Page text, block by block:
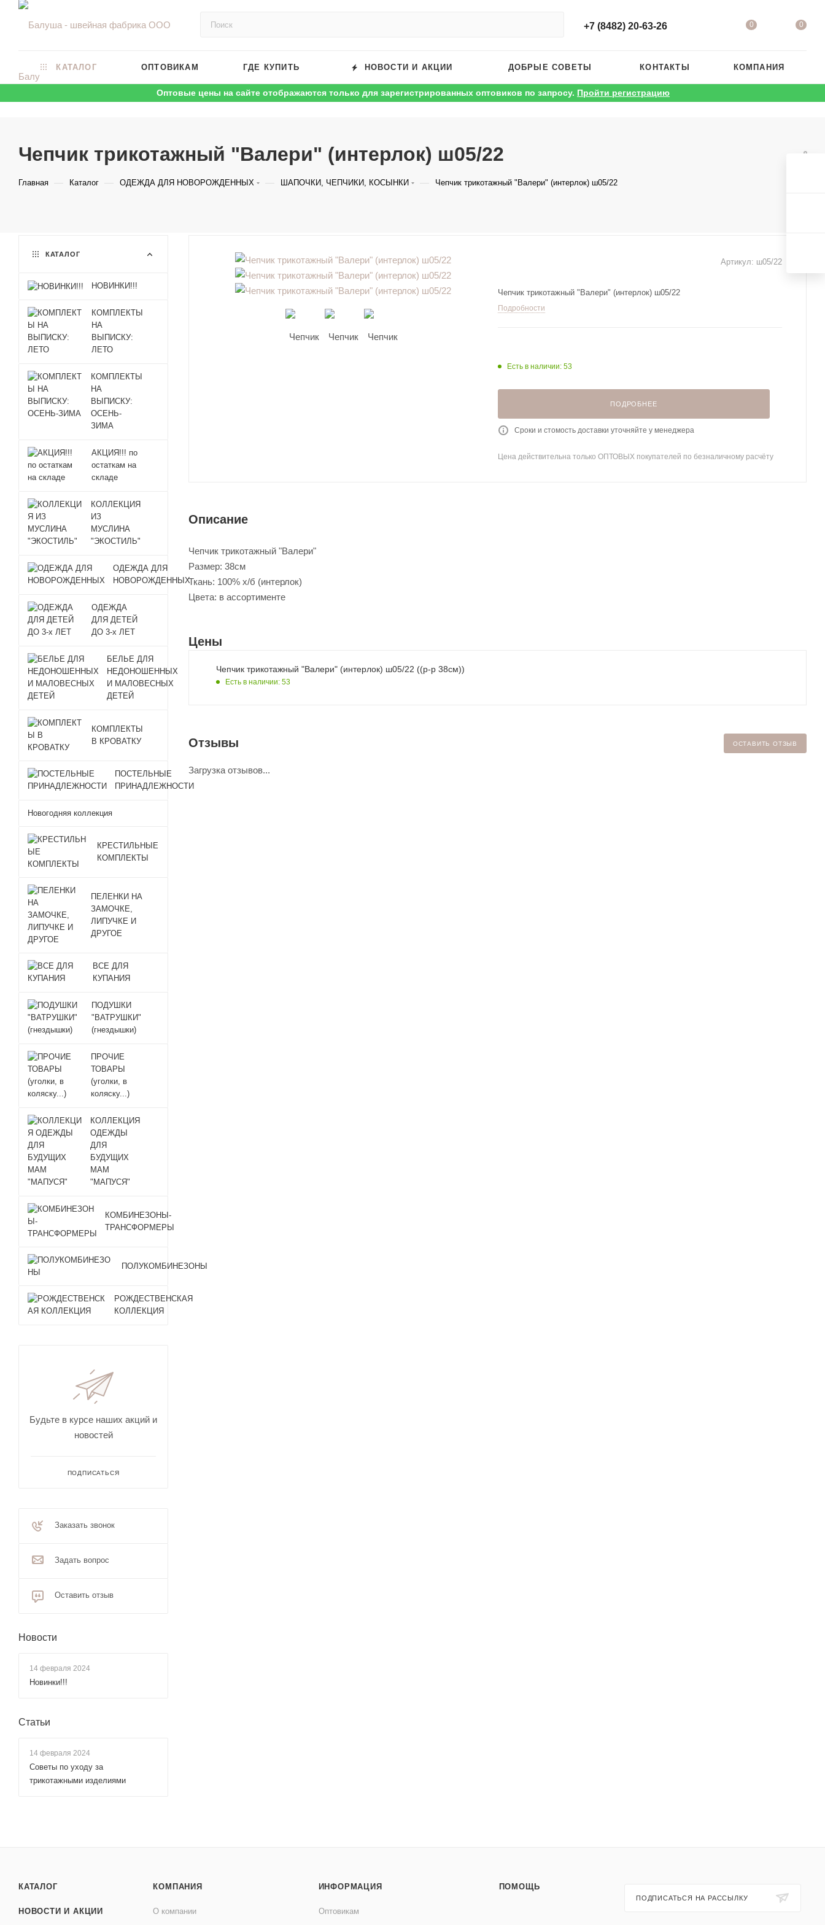
+7 (8482) 20-63-26 0 0
КАТАЛОГ ОПТОВИКАМ ГДЕ КУПИТЬ НОВОСТИ И АКЦИИ ДОБРЫЕ СОВЕТЫ КОНТАКТЫ КОМПАНИЯ
Оптовые цены на сайте отображаются только для зарегистрированных оптовиков по запросу. Пройти регистрацию
Чепчик трикотажный "Валери" (интерлок) ш05/22
Главная — Каталог — ОДЕЖДА ДЛЯ НОВОРОЖДЕННЫХ — ШАПОЧКИ, ЧЕПЧИКИ, КОСЫНКИ — Чепчик трикотажный "Валери" (интерлок) ш05/22
Артикул: ш05/22
Чепчик трикотажный "Валери" (интерлок) ш05/22
Подробности
Есть в наличии: 53
ПОДРОБНЕЕ
Сроки и стомость доставки уточняйте у менеджера
Цена действительна только ОПТОВЫХ покупателей по безналичному расчёту
Описание
Чепчик трикотажный "Валери"
Размер: 38см
Ткань: 100% х/б (интерлок)
Цвета: в ассортименте
Цены
Чепчик трикотажный "Валери" (интерлок) ш05/22 ((р-р 38см))
Есть в наличии: 53
Отзывы ОСТАВИТЬ ОТЗЫВ
Загрузка отзывов...
КАТАЛОГ
НОВИНКИ!!!
КОМПЛЕКТЫ
НА
ВЫПИСКУ:
ЛЕТО
КОМПЛЕКТЫ
НА
ВЫПИСКУ:
ОСЕНЬ-
ЗИМА
АКЦИЯ!!! по
остаткам на
складе
КОЛЛЕКЦИЯ
ИЗ
МУСЛИНА
"ЭКОСТИЛЬ"
ОДЕЖДА ДЛЯ
НОВОРОЖДЕННЫХ
ОДЕЖДА
ДЛЯ ДЕТЕЙ
ДО 3-х ЛЕТ
БЕЛЬЕ ДЛЯ
НЕДОНОШЕННЫХ
И МАЛОВЕСНЫХ
ДЕТЕЙ
КОМПЛЕКТЫ
В КРОВАТКУ
ПОСТЕЛЬНЫЕ
ПРИНАДЛЕЖНОСТИ
Новогодняя коллекция
КРЕСТИЛЬНЫЕ
КОМПЛЕКТЫ
ПЕЛЕНКИ НА
ЗАМОЧКЕ,
ЛИПУЧКЕ И
ДРУГОЕ
ВСЕ ДЛЯ
КУПАНИЯ
ПОДУШКИ
"ВАТРУШКИ"
(гнездышки)
ПРОЧИЕ
ТОВАРЫ
(уголки, в
коляску...)
КОЛЛЕКЦИЯ
ОДЕЖДЫ
ДЛЯ
БУДУЩИХ
МАМ
"МАПУСЯ"
КОМБИНЕЗОНЫ-
ТРАНСФОРМЕРЫ
ПОЛУКОМБИНЕЗОНЫ
РОЖДЕСТВЕНСКАЯ
КОЛЛЕКЦИЯ
Будьте в курсе наших акций и
новостей
ПОДПИСАТЬСЯ
Заказать звонок
Задать вопрос
Оставить отзыв
Новости
14 февраля 2024
Новинки!!!
Статьи
14 февраля 2024
Советы по уходу за
трикотажными изделиями
КАТАЛОГ
НОВОСТИ И АКЦИИ
КОМПАНИЯ
О компании
ИНФОРМАЦИЯ
Оптовикам
ПОМОЩЬ
ПОДПИСАТЬСЯ НА РАССЫЛКУ